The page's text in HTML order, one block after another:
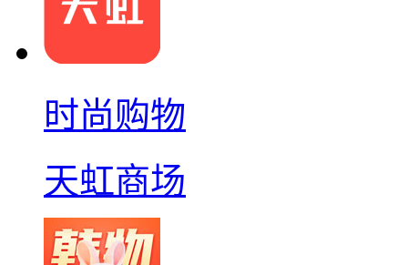
时尚购物
天虹商场